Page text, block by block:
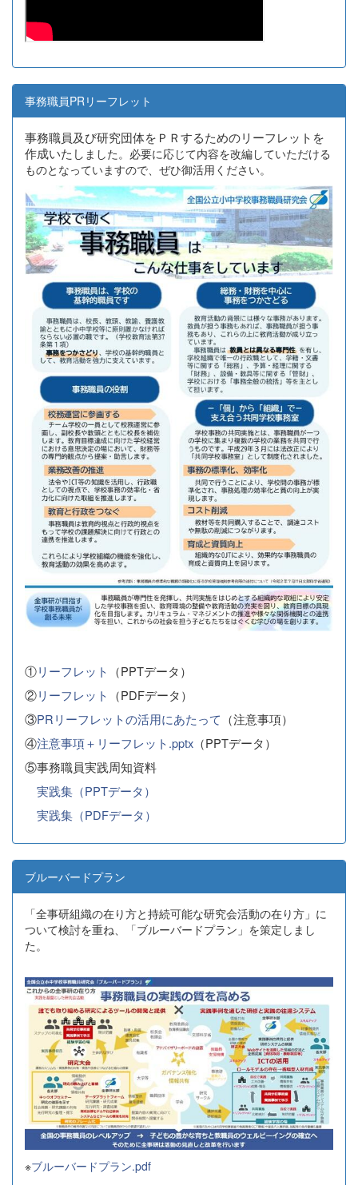
事務職員PRリーフレット
事務職員及び研究団体をＰＲするためのリーフレットを
作成いたし ました。必要に応じて内容を改編していただける
ものとなっていますので、ぜひ御活用ください。
①リーフレット （PPTデータ）
②リーフレット （PDFデータ）
③PRリーフレットの活用にあたって （注意事項）
④注意事項＋リーフレット.pptx （PPTデータ）
⑤事務職員実践周知資料
実践集（PPTデータ）
実践集（PDFデータ）
ブルーバードプラン
「全事研組織の在り方と持続可能な研究会活動の在り方」に
ついて検討を重ね、「ブルーバードプラン」を策定しまし
た。
※ブルーバードプラン.pdf